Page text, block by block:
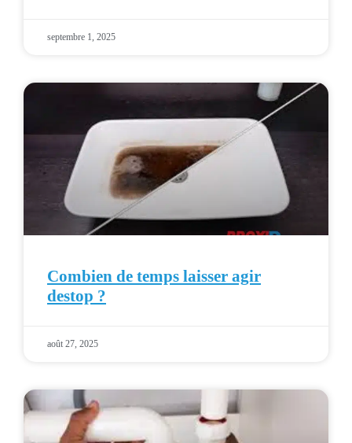
septembre 1, 2025
Combien de temps laisser agir
destop ?
août 27, 2025